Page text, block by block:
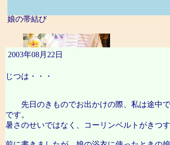
娘の帯結び
今回もこれ
2003年08月22日
じつは・・・
先日のきものでお出かけの際、私は途中で
です。
暑さのせいではなく、コーリンベルトがきつす